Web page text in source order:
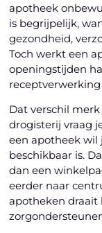
apotheek
is begrijpelijk,
gezondheid,
Toch werkt een
openingstijden
Dat verschil
drogisterij vraag
een apotheek wil
beschikbaar is.
dan een
eerder naar
apotheken draait